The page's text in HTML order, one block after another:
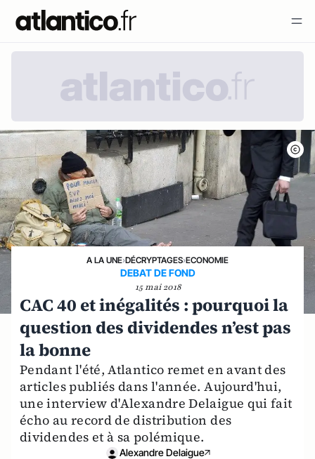
A LA UNE›DÉCRYPTAGES›ECONOMIE
DEBAT DE FOND
15 mai 2018
CAC 40 et inégalités : pourquoi la
question des dividendes n’est pas
la bonne
Pendant l'été, Atlantico remet en avant des
articles publiés dans l'année. Aujourd'hui,
une interview d'Alexandre Delaigue qui fait
écho au record de distribution des
dividendes et à sa polémique.
Alexandre Delaigue